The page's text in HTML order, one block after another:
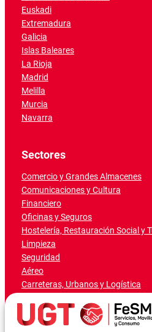
Euskadi
Extremadura
Galicia
Islas Baleares
La Rioja
Madrid
Melilla
Murcia
Navarra
Sectores
Comercio y Grandes Almacenes
Comunicaciones y Cultura
Financiero
Oficinas y Seguros
Hostelería, Restauración Social y
Limpieza
Seguridad
Aéreo
Carreteras, Urbanos y Logística
Marítimo-Portuario